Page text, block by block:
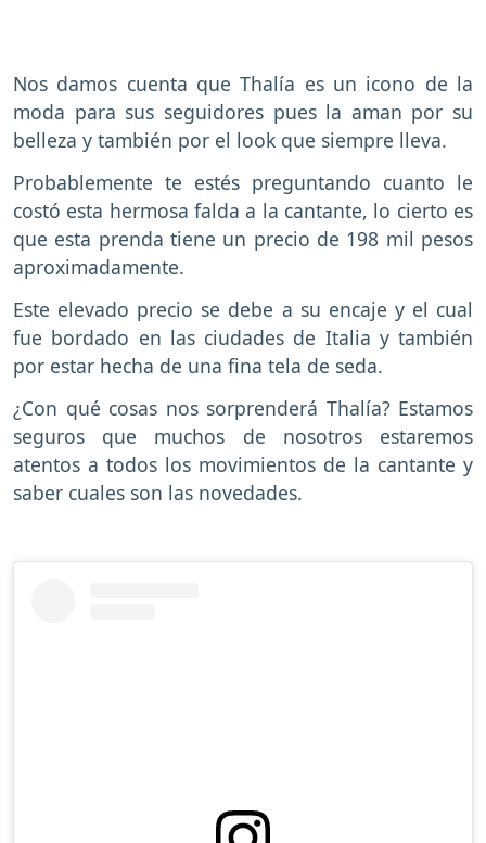
Nos damos cuenta que Thalía es un icono de la
moda para sus seguidores pues la aman por su
belleza y también por el look que siempre lleva.
Probablemente te estés preguntando cuanto le
costó esta hermosa falda a la cantante, lo cierto es
que esta prenda tiene un precio de 198 mil pesos
aproximadamente.
Este elevado precio se debe a su encaje y el cual
fue bordado en las ciudades de Italia y también
por estar hecha de una fina tela de seda.
¿Con qué cosas nos sorprenderá Thalía? Estamos
seguros que muchos de nosotros estaremos
atentos a todos los movimientos de la cantante y
saber cuales son las novedades.